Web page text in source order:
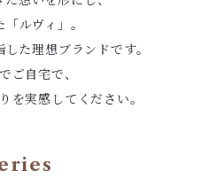
ルヴィ」。
した理想ブランドです。
ご自宅で、
を実感してください。